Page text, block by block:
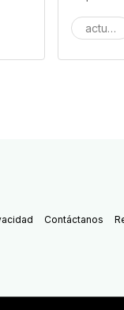
Contáctanos